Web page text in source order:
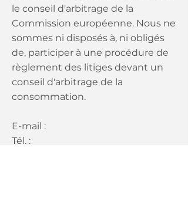
le conseil d'arbitrage de la
Commission européenne. Nous ne
sommes ni disposés à, ni obligés
de, participer à une procédure de
règlement des litiges devant un
conseil d'arbitrage de la
consommation.
E-mail :
Tél. :